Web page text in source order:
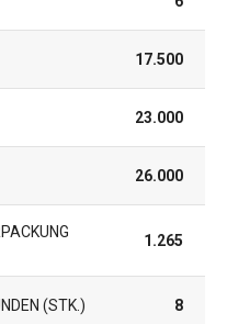
17.500
23.000
26.000
(
1.265
(STK.) 8